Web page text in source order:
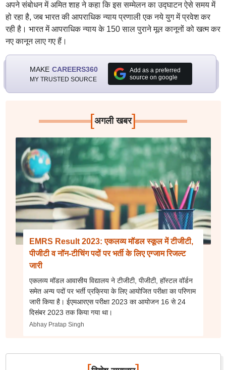
अपने संबोधन में अमित शाह ने कहा कि इस सम्मेलन का उद्घाटन ऐसे समय में
हो रहा है, जब भारत की आपराधिक न्याय प्रणाली एक नये युग में प्रवेश कर
रही है। भारत में आपराधिक न्याय के 150 साल पुराने मूल कानूनों को खत्म कर
नए कानून लाए गए हैं।
MAKE CAREERS360
MY TRUSTED SOURCE
Add as a preferred
source on google
[अगली खबर]
EMRS Result 2023: एकलव्य मॉडल स्कूल में टीजीटी,
पीजीटी व नॉन-टीचिंग पदों पर भर्ती के लिए एग्जाम रिजल्ट
जारी
एकलव्य मॉडल आवासीय विद्यालय ने टीजीटी, पीजीटी, हॉस्टल वॉर्डन
समेत अन्य पदों पर भर्ती प्रक्रिया के लिए आयोजित परीक्षा का परिणाम
जारी किया है। ईएमआरएस परीक्षा 2023 का आयोजन 16 से 24
दिसंबर 2023 तक किया गया था।
Abhay Pratap Singh